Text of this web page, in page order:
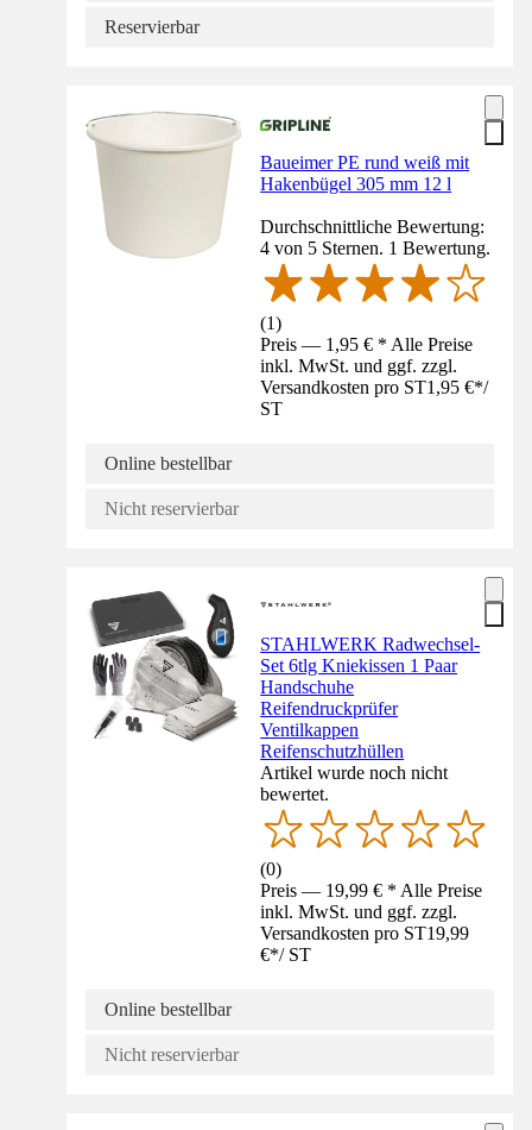
Reservierbar
Baueimer PE rund weiß mit
Hakenbügel 305 mm 12 l
Durchschnittliche Bewertung:
4 von 5 Sternen. 1 Bewertung.
(1)
Preis — 1,95 € * Alle Preise
inkl. MwSt. und ggf. zzgl.
Versandkosten pro ST1,95 €*/
ST
Online bestellbar
Nicht reservierbar
STAHLWERK Radwechsel-
Set 6tlg Kniekissen 1 Paar
Handschuhe
Reifendruckprüfer
Ventilkappen
Reifenschutzhüllen
Artikel wurde noch nicht
bewertet.
(0)
Preis — 19,99 € * Alle Preise
inkl. MwSt. und ggf. zzgl.
Versandkosten pro ST19,99
€*/ ST
Online bestellbar
Nicht reservierbar